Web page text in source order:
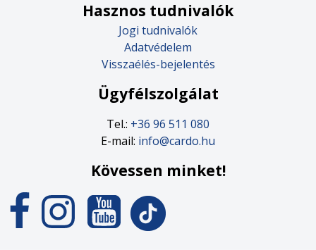
Hasznos tudnivalók
Jogi tudnivalók
Adatvédelem
Visszaélés-bejelentés
Ügyfélszolgálat
Tel.: +36 96 511 080
E-mail: info@cardo.hu
Kövessen minket!